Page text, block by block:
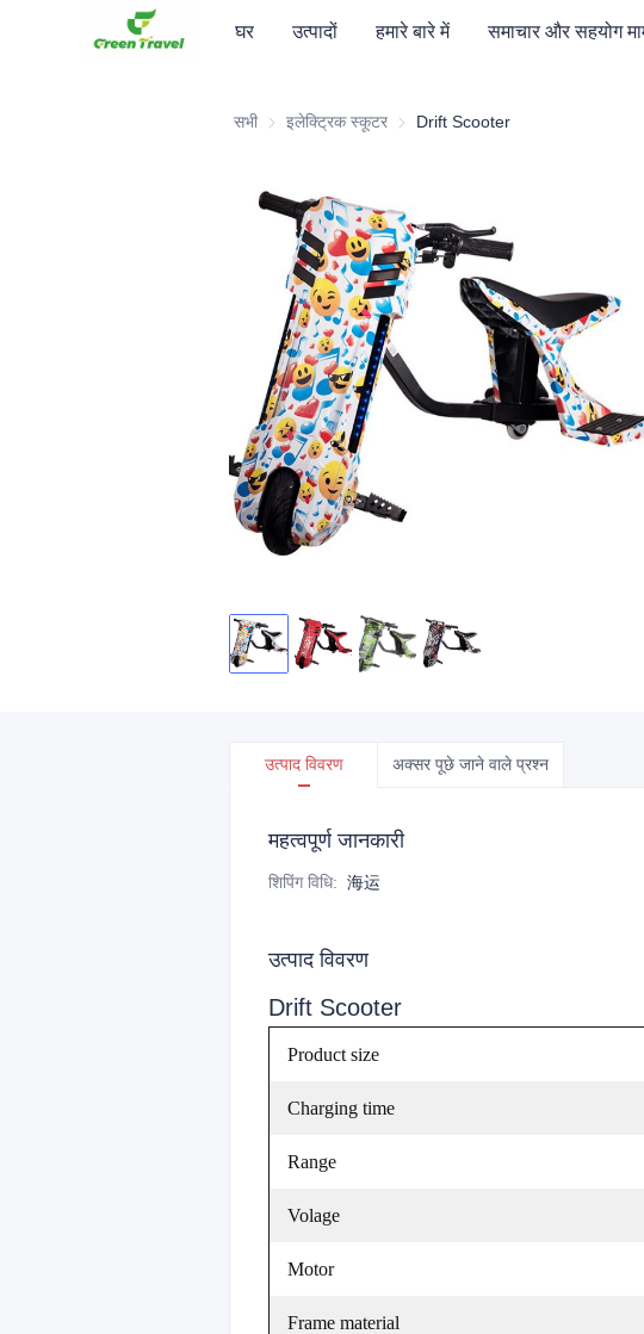
घर उत्पादों हमारे बारे में समाचार और सहयोग
सभी इलेक्ट्रिक स्कूटर इलेक्ट्रिक स्कूटर
Drift Scooter
उत्पाद विवरण अक्सर पूछे जाने वाले प्रश्न
महत्वपूर्ण जानकारी
शिपिंग विधि: 海运
उत्पाद विवरण
Drift Scooter
Product size
Charging time
Range
Volage
Motor
Frame material